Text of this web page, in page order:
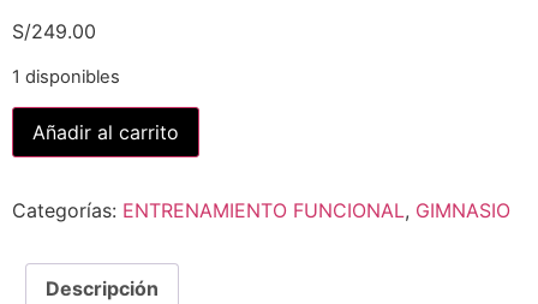
S/249.00
1 disponibles
Añadir al carrito
Categorías: ENTRENAMIENTO FUNCIONAL, GIMNASIO
Descripción